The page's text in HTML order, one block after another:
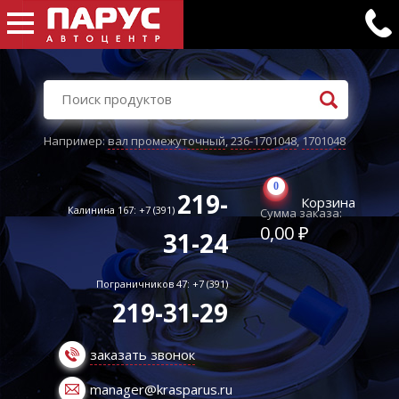
Например:вал промежуточный,236-1701048,1701048
Калинина 167: +7 (391) 219-
31-24
Пограничников 47: +7 (391)
219-31-29
заказать звонок
manager@krasparus.ru
0
Корзина
Сумма заказа:
0,00 ₽